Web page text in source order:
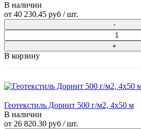
В наличии
от 40 230.45 руб / шт.
В корзину
Геотекстиль Дорнит 500 г/м2, 4х50 м
В наличии
от 26 820.30 руб / шт.